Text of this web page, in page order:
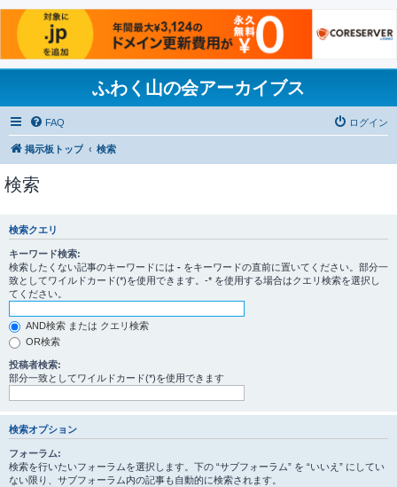
ふわく山の会アーカイブス
FAQ ログイン
掲示板トップ 検索
検索
検索クエリ
キーワード検索:
検索したくない記事のキーワードには - をキーワードの直前に置いてください。部分一
致としてワイルドカード(*)を使用できます。-* を使用する場合はクエリ検索を選択し
てください。
AND検索 または クエリ検索
OR検索
投稿者検索:
部分一致としてワイルドカード(*)を使用できます
検索オプション
フォーラム:
検索を行いたいフォーラムを選択します。下の “サブフォーラム” を “いいえ” にしてい
ない限り、サブフォーラム内の記事も自動的に検索されます。